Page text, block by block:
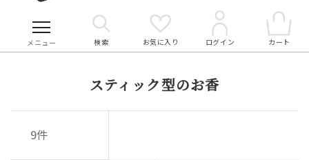
メニュー 検索 お気に入り ログイン カート
スティック型のお香
9件